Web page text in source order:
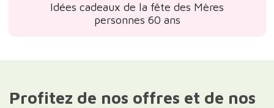
Idées cadeaux de la fête des Mères
personnes 60 ans
Profitez de nos offres et de nos